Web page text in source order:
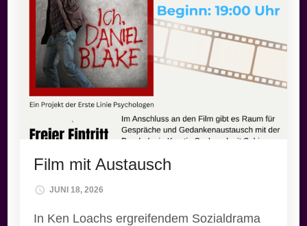
Film mit Austausch
JUNI 18, 2026
In Ken Loachs ergreifendem Sozialdrama